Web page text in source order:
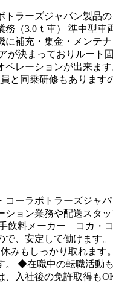
ラーズジャパン製品の
務（3.0ｔ車） 準中型車
に補充・集金・メンテナ
まっておりルート固
ペレーションが出
と同乗研修もあります
コーラボトラーズジャ
ション業務や配送スタッ
料メーカー コカ・コ
で、安定して働けます
みもしっかり取れま
。 ◆在職中の転職活動
、入社後の免許取得も